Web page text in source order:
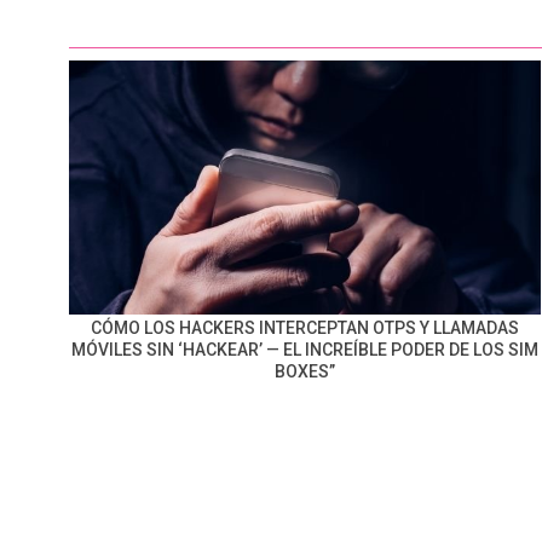
CÓMO LOS HACKERS INTERCEPTAN OTPS Y LLAMADAS
MÓVILES SIN ‘HACKEAR’ — EL INCREÍBLE PODER DE LOS SIM
BOXES”